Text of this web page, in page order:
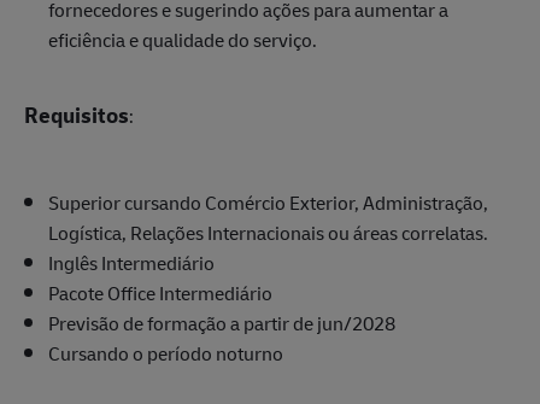
fornecedores e sugerindo ações para aumentar a
eficiência e qualidade do serviço.
Requisitos:
Superior cursando Comércio Exterior, Administração,
Logística, Relações Internacionais ou áreas correlatas.
Inglês Intermediário
Pacote Office Intermediário
Previsão de formação a partir de jun/2028
Cursando o período noturno